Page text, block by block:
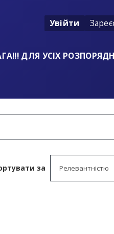
Увійти
ДЛЯ УСІХ
за